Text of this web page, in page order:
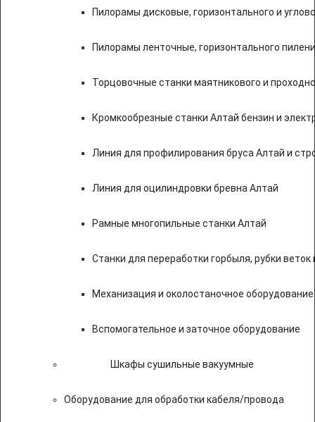
Пилорамы дисковые, горизонтального и
Пилорамы ленточные, горизонтального
Торцовочные станки маятникового и
Кромкообрезные станки Алтай бензин и
Линия для профилирования бруса Алтай и
Линия для оцилиндровки бревна Алтай
Рамные многопильные станки Алтай
Станки для переработки горбыля, рубки веток
Механизация и околостаночное оборудование
Вспомогательное и заточное оборудование
Шкафы сушильные вакуумные
Оборудование для обработки кабеля/провода